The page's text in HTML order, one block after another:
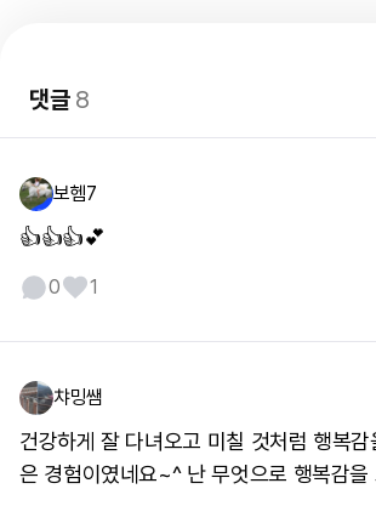
댓글8
보헴7
👍👍👍💕
0 1
챠밍쌤
건강하게 잘 다녀오고 미칠 것처럼 행복
은 경험이였네요~^ 난 무엇으로 행복감을